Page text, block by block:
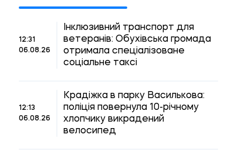
12:31
06.08.26
Інклюзивний транспорт для
ветеранів: Обухівська громада
отримала спеціалізоване
соціальне таксі
12:13
06.08.26
Крадіжка в парку Василькова:
поліція повернула 10-річному
хлопчику викрадений
велосипед